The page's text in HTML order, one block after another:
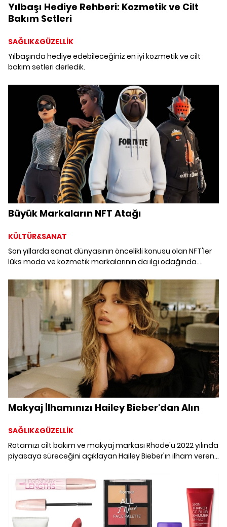
Yılbaşı Hediye Rehberi: Kozmetik ve Cilt
Bakım Setleri
SAĞLIK&GÜZELLİK
Yılbaşında hediye edebileceğiniz en iyi kozmetik ve cilt
bakım setleri derledik.
Büyük Markaların NFT Atağı
KÜLTÜR&SANAT
Son yıllarda sanat dünyasının öncelikli konusu olan NFT'ler
lüks moda ve kozmetik markalarının da ilgi odağında.
Makyaj İlhamınızı Hailey Bieber'dan Alın
SAĞLIK&GÜZELLİK
Rotamızı cilt bakım ve makyaj markası Rhode'u 2022 yılında
piyasaya süreceğini açıklayan Hailey Bieber'ın ilham veren
nemli bir cilde sahip olan Hailey Bieber'ın bakımlı kaşları ve
parlak dudakları Rhode markasının ürün skalası hakkında
ipucu veriyor.